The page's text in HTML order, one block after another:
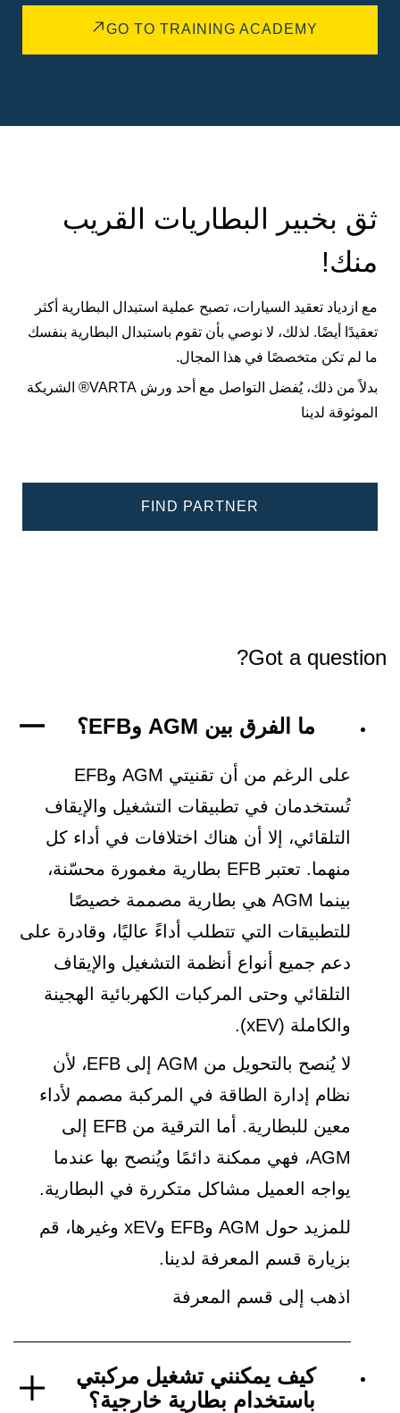
GO TO TRAINING ACADEMY
ثق بخبير البطاريات القريب
منك!
مع ازدياد تعقيد السيارات، تصبح عملية استبدال البطارية أكثر
تعقيدًا أيضًا. لذلك، لا نوصي بأن تقوم باستبدال البطارية بنفسك
ما لم تكن متخصصًا في هذا المجال.
بدلاً من ذلك، يُفضل التواصل مع أحد ورش VARTA® الشريكة
الموثوقة لدينا
FIND PARTNER
Got a question?
ما الفرق بين AGM وEFB؟
على الرغم من أن تقنيتي AGM وEFB
تُستخدمان في تطبيقات التشغيل والإيقاف
التلقائي، إلا أن هناك اختلافات في أداء كل
منهما. تعتبر EFB بطارية مغمورة محسّنة،
بينما AGM هي بطارية مصممة خصيصًا
للتطبيقات التي تتطلب أداءً عاليًا، وقادرة على
دعم جميع أنواع أنظمة التشغيل والإيقاف
التلقائي وحتى المركبات الكهربائية الهجينة
والكاملة (xEV).
لا يُنصح بالتحويل من AGM إلى EFB، لأن
نظام إدارة الطاقة في المركبة مصمم لأداء
معين للبطارية. أما الترقية من EFB إلى
AGM، فهي ممكنة دائمًا ويُنصح بها عندما
يواجه العميل مشاكل متكررة في البطارية.
للمزيد حول AGM وEFB وxEV وغيرها، قم
بزيارة قسم المعرفة لدينا.
اذهب إلى قسم المعرفة
كيف يمكنني تشغيل مركبتي
باستخدام بطارية خارجية؟